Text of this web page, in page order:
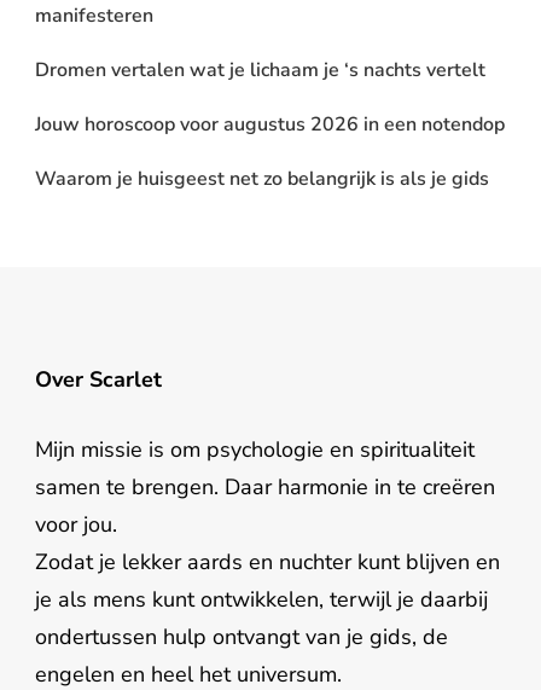
manifesteren
Dromen vertalen wat je lichaam je ‘s nachts vertelt
Jouw horoscoop voor augustus 2026 in een notendop
Waarom je huisgeest net zo belangrijk is als je gids
Over Scarlet
Mijn missie is om psychologie en spiritualiteit
samen te brengen. Daar harmonie in te creëren
voor jou.
Zodat je lekker aards en nuchter kunt blijven en
je als mens kunt ontwikkelen, terwijl je daarbij
ondertussen hulp ontvangt van je gids, de
engelen en heel het universum.